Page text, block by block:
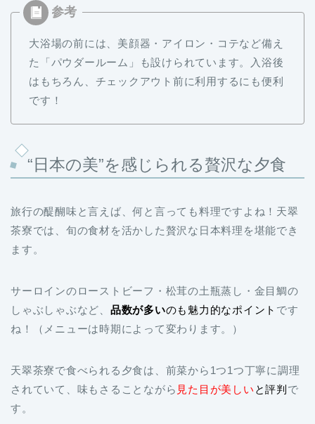
大浴場の前には、美顔器・アイロン・コテなど備え
た「パウダールーム」も設けられています。入浴後
はもちろん、チェックアウト前に利用するにも便利
です！
“日本の美”を感じられる贅沢な夕食
旅行の醍醐味と言えば、何と言っても料理ですよね！天翠
茶寮では、旬の食材を活かした贅沢な日本料理を堪能でき
ます。
サーロインのローストビーフ・松茸の土瓶蒸し・金目鯛の
しゃぶしゃぶなど、 品数が多いのも魅力的なポイント です
ね！（メニューは時期によって変わります。）
天翠茶寮で食べられる夕食は、前菜から1つ1つ丁寧に調理
されていて、味もさることながら 見た目が美しい と評判 で
す。